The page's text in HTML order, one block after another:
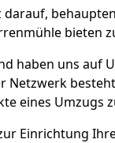
darauf,
bieten
haben uns auf
Netzwerk
eines Umzugs
Einrichtung